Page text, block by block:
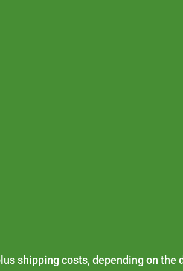
shipping costs, depending on the